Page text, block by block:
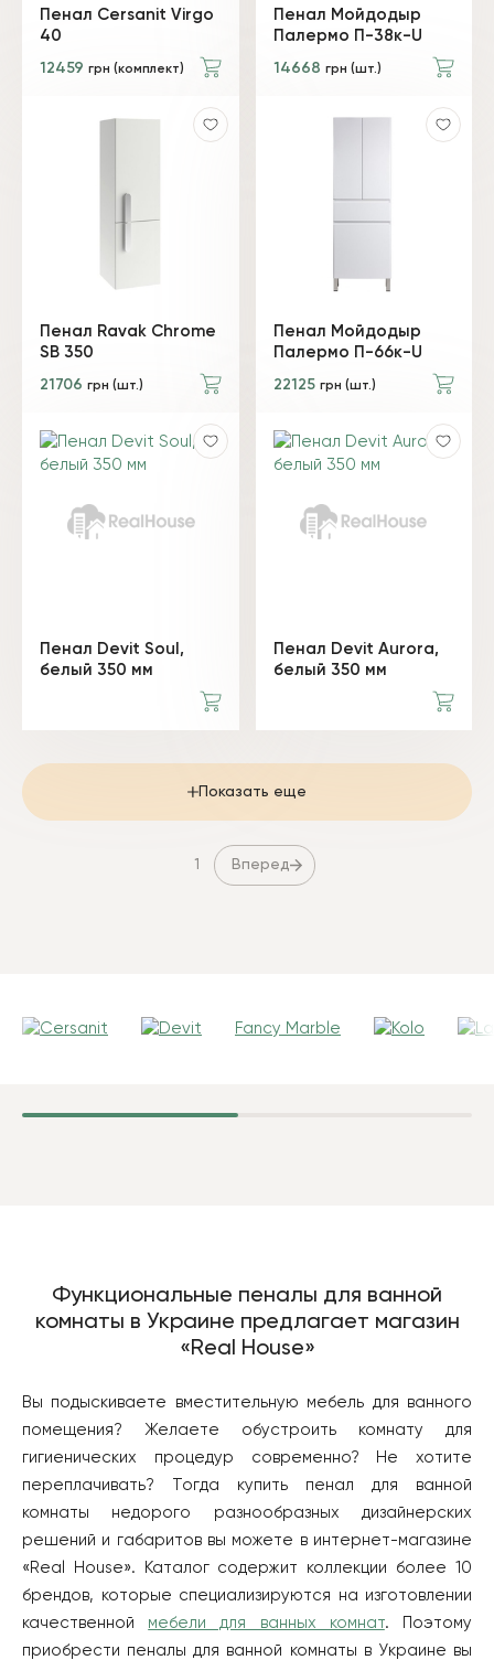
Пенал Cersanit Virgo
40
12459 грн (комплект)
Пенал Мойдодыр
Палермо П-38к-U
14668 грн (шт.)
Пенал Ravak Chrome
SB 350
21706 грн (шт.)
Пенал Мойдодыр
Палермо П-66к-U
22125 грн (шт.)
Пенал Devit Soul,
белый 350 мм
Пенал Devit Aurora,
белый 350 мм
Показать еще
1 Вперед
Fancy Marble
Функциональные пеналы для ванной
комнаты в Украине предлагает магазин
«Real House»
Вы подыскиваете вместительную мебель для ванного
помещения? Желаете обустроить комнату для
гигиенических процедур современно? Не хотите
переплачивать? Тогда купить пенал для ванной
комнаты недорого разнообразных дизайнерских
решений и габаритов вы можете в интернет-магазине
«Real House». Каталог содержит коллекции более 10
брендов, которые специализируются на изготовлении
качественной мебели для ванных комнат. Поэтому
приобрести пеналы для ванной комнаты в Украине вы